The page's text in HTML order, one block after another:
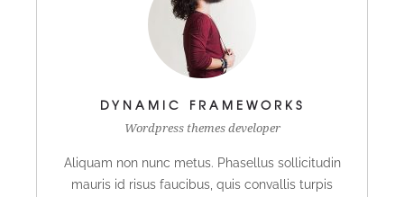
DYNAMIC FRAMEWORKS
Wordpress themes developer
Aliquam non nunc metus. Phasellus sollicitudin
mauris id risus faucibus, quis convallis turpis